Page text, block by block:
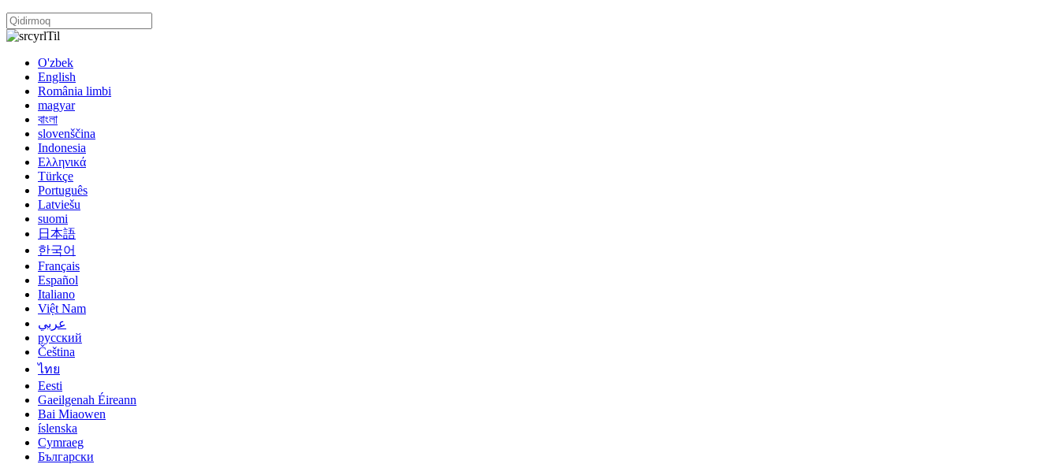
Til
O'zbek
English
România limbi
magyar
বাংলা
slovenščina
Indonesia
Ελληνικά
Türkçe
Português
Latviešu
suomi
日本語
한국어
Français
Español
Italiano
Việt Nam
عربي
русский
Čeština
ไทย
Eesti
Gaeilgenah Éireann
Bai Miaowen
íslenska
Cymraeg
Български